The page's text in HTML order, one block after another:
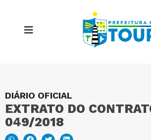
DIÁRIO OFICIAL
EXTRATO DO
049/2018
MAPA DO SITE
PORTAL DA TRANSPARÊNCIA